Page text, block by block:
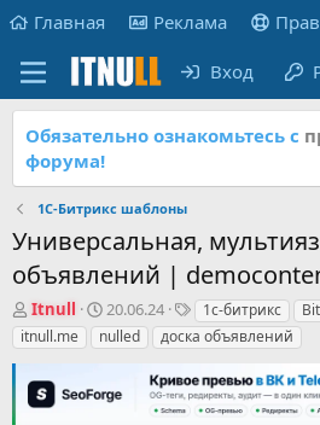
Главная Реклама
Вход
Обязательно ознакомьтесь с
форума!
1С-Битрикс шаблоны
Универсальная,
объявлений |
А
в
т
р
Itnull
Д
а
т
н
20.06.24
Т
е
г
и
1с-битрикс
itnull.me
nulled доска объявлений